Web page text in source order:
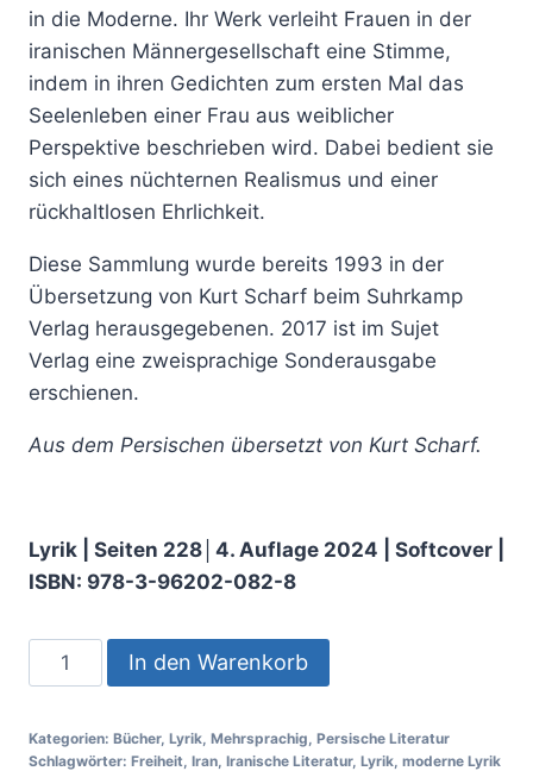
in die Moderne. Ihr Werk verleiht Frauen in der
iranischen Männergesellschaft eine Stimme,
indem in ihren Gedichten zum ersten Mal das
Seelenleben einer Frau aus weiblicher
Perspektive beschrieben wird. Dabei bedient sie
sich eines nüchternen Realismus und einer
rückhaltlosen Ehrlichkeit.
Diese Sammlung wurde bereits 1993 in der
Übersetzung von Kurt Scharf beim Suhrkamp
Verlag herausgegebenen. 2017 ist im Sujet
Verlag eine zweisprachige Sonderausgabe
erschienen.
Aus dem Persischen übersetzt von Kurt Scharf.
Lyrik Seiten 228│ 4. Auflage 2024 | Softcover |
ISBN: 978-3-96202-082-8
In den Warenkorb
Kategorien: Bücher, Lyrik Mehrsprachig Persische Literatur
Schlagwörter: Freiheit Iran Iranische Literatur, Lyrik moderne Lyrik